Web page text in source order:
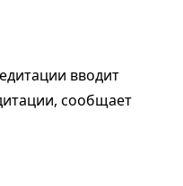
вводит
сообщает